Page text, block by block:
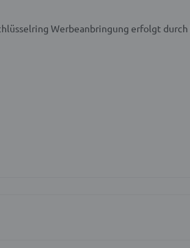
Werbeanbringung erfolgt